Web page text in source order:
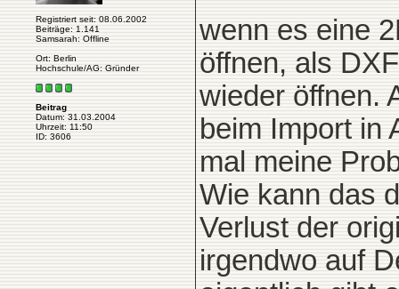
Registriert seit: 08.06.2002
Beiträge: 1.141
Samsarah: Offline
Ort: Berlin
Hochschule/AG: Gründer
Beitrag
Datum: 31.03.2004
Uhrzeit: 11:50
ID: 3606
wenn es eine
öffnen, als
wieder öffnen.
beim Import in
mal meine
Wie kann das
Verlust der
irgendwo auf